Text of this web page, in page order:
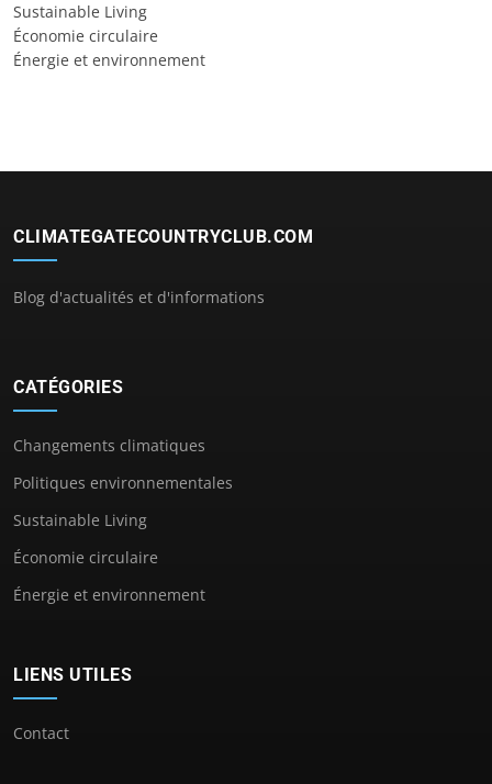
Sustainable Living
Économie circulaire
Énergie et environnement
CLIMATEGATECOUNTRYCLUB.COM
Blog d'actualités et d'informations
CATÉGORIES
Changements climatiques
Politiques environnementales
Sustainable Living
Économie circulaire
Énergie et environnement
LIENS UTILES
Contact